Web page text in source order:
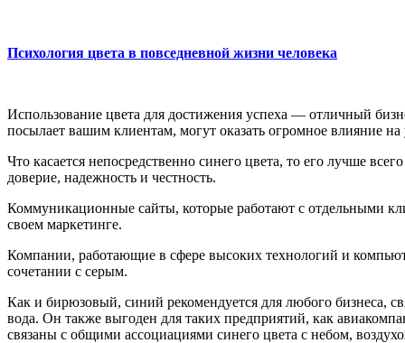
Психология цвета в повседневной жизни человека
Использование цвета для достижения успеха — отличный
посылает вашим клиентам, могут оказать огромное влияние на
Что касается непосредственно синего цвета, то его лучше
доверие, надежность и честность.
Коммуникационные сайты, которые работают с отдельными
своем маркетинге.
Компании, работающие в сфере высоких технологий и
сочетании с серым.
Как и бирюзовый, синий рекомендуется для любого бизнеса,
вода. Он также выгоден для таких предприятий, как
связаны с общими ассоциациями синего цвета с небом,